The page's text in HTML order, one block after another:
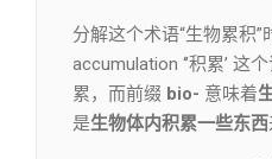
分解这个术语“生物累积”
accumulation ‘’积累’ 这
累，而前缀 bio- 意味着
是生物体内积累一些东西